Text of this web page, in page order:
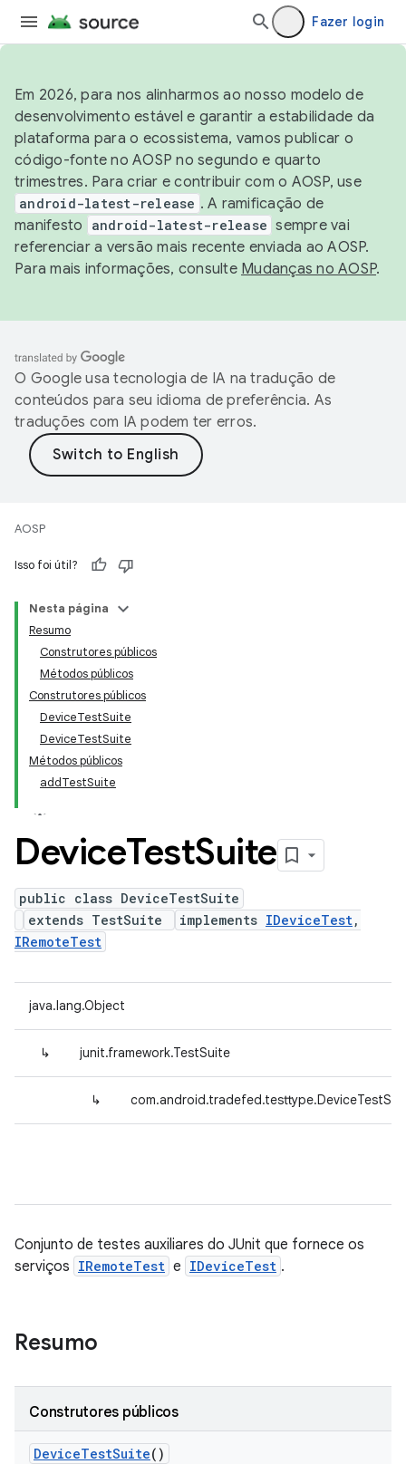
Fazer login
Em 2026, para nos alinharmos ao nosso modelo de
desenvolvimento estável e garantir a estabilidade da
plataforma para o ecossistema, vamos publicar o
código-fonte no AOSP no segundo e quarto
trimestres. Para criar e contribuir com o AOSP, use
android-latest-release . A ramificação de
manifesto
android-latest-release sempre vai
referenciar a versão mais recente enviada ao AOSP.
Para mais informações, consulte Mudanças no AOSP.
O Google usa tecnologia de IA na tradução de
conteúdos para seu idioma de preferência. As
traduções com IA podem ter erros.
AOSP
Isso foi útil?
Nesta página
Resumo
Construtores públicos
Métodos públicos
Construtores públicos
DeviceTestSuite
DeviceTestSuite
Métodos públicos
addTestSuite
DeviceTestSuite
public class DeviceTestSuite
extends TestSuite
implements IDeviceTest,
IRemoteTest
java.lang.Object
↳ junit.framework.TestSuite
↳
Conjunto de testes auxiliares do JUnit que fornece os
serviços IRemoteTest e IDeviceTest .
Resumo
Construtores públicos
DeviceTestSuite()